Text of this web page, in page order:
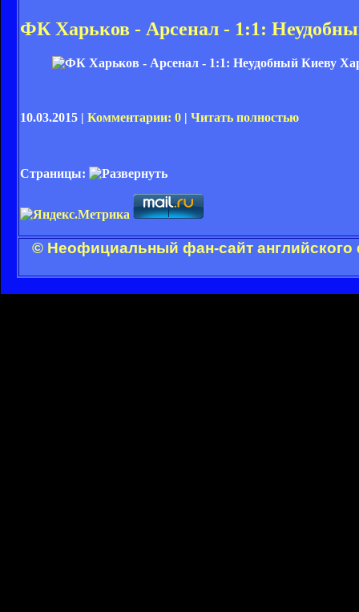
ФК Харьков - Арсенал - 1:1:
10.03.2015 | Комментарии: 0 | Читать полностью
Страницы:
© Неофициальный фан-сайт английского